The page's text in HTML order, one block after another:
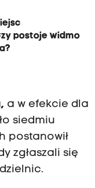
postoje widmo
a w efekcie dla
siedmiu
postanowił
zgłaszali się